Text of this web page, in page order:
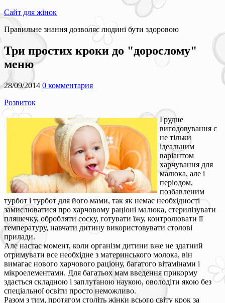
Сайт для жінок
Правильне знання дозволяє людині бути здоровою
Три простих кроки до "дорослому"
меню
28/09/2014 0 комментария
Розвиток
Грудне
вигодовування є
не тільки
ідеальним
варіантом
харчування для
малюка, але і
періодом,
позбавленим
турбот і турбот для його мами, так як немає необхідності
замислюватися про харчовому раціоні малюка, стерилізувати
пляшечку, обробляти соску, готувати їжу, контролювати її
температуру, навчати дитину використовувати столові
прилади.
Але настає момент, коли організм дитини вже не здатний
отримувати все необхідне з материнського молока, він
вимагає нового харчового раціону, багатого вітамінами і
мікроелементами. Для багатьох мам введення прикорму
здається складною і заплутаною наукою, оволодіти якою без
спеціальної освіти просто неможливо.
Разом з тим, протягом століть жінки всього світу крок за